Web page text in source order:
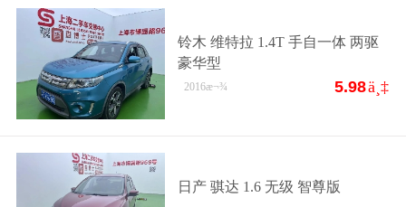
铃木 维特拉 1.4T 手自一体 两驱
豪华型
5.98ä¸‡
2016æ¬¾
日产 骐达 1.6 无级 智尊版